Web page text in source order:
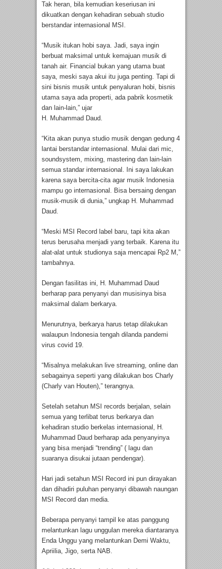
Tak heran, bila kemudian keseriusan ini
dikuatkan dengan kehadiran sebuah studio
berstandar internasional MSI.
“Musik itukan hobi saya. Jadi, saya ingin
berbuat maksimal untuk kemajuan musik di
tanah air. Financial bukan yang utama buat
saya, meski saya akui itu juga penting. Tapi di
sini bisnis musik untuk penyaluran hobi, bisnis
utama saya ada properti, ada pabrik kosmetik
dan lain-lain,” ujar
H. Muhammad Daud.
“Kita akan punya studio musik dengan gedung 4
lantai berstandar internasional. Mulai dari mic,
soundsystem, mixing, mastering dan lain-lain
semua standar internasional. Ini saya lakukan
karena saya bercita-cita agar musik Indonesia
mampu go internasional. Bisa bersaing dengan
musik-musik di dunia,” ungkap H. Muhammad
Daud.
“Meski MSI Record label baru, tapi kita akan
terus berusaha menjadi yang terbaik. Karena itu
alat-alat untuk studionya saja mencapai Rp2 M,”
tambahnya.
Dengan fasilitas ini, H. Muhammad Daud
berharap para penyanyi dan musisinya bisa
maksimal dalam berkarya.
Menurutnya, berkarya harus tetap dilakukan
walaupun Indonesia tengah dilanda pandemi
virus covid 19.
“Misalnya melakukan live streaming, online dan
sebagainya seperti yang dilakukan bos Charly
(Charly van Houten),” terangnya.
Setelah setahun MSI records berjalan, selain
semua yang terlibat terus berkarya dan
kehadiran studio berkelas internasional, H.
Muhammad Daud berharap ada penyanyinya
yang bisa menjadi “trending” ( lagu dan
suaranya disukai jutaan pendengar).
Hari jadi setahun MSI Record ini pun dirayakan
dan dihadiri puluhan penyanyi dibawah naungan
MSI Record dan media.
Beberapa penyanyi tampil ke atas panggung
melantunkan lagu unggulan mereka diantaranya
Enda Unggu yang melantunkan Demi Waktu,
Apriilia, Jigo, serta NAB.